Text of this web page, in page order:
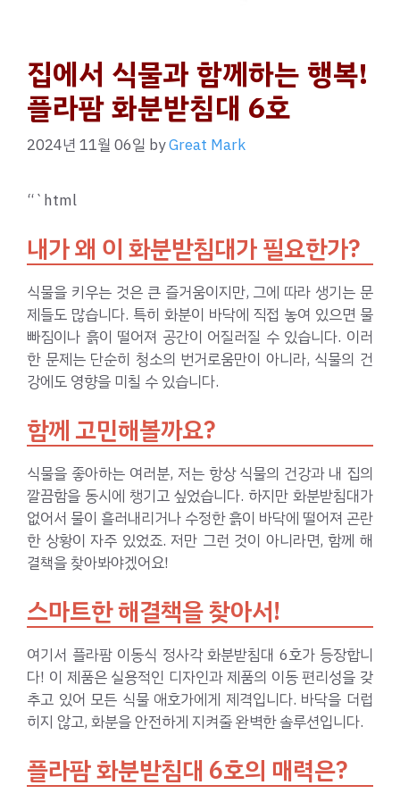
집에서 식물과 함께하는 행복!
플라팜 화분받침대 6호
2024년 11월 06일 byGreat Mark
“`html
내가 왜 이 화분받침대가 필요한가?
식물을 키우는 것은 큰 즐거움이지만, 그에 따라 생기는 문
제들도 많습니다. 특히 화분이 바닥에 직접 놓여 있으면 물
빠짐이나 흙이 떨어져 공간이 어질러질 수 있습니다. 이러
한 문제는 단순히 청소의 번거로움만이 아니라, 식물의 건
강에도 영향을 미칠 수 있습니다.
함께 고민해볼까요?
식물을 좋아하는 여러분, 저는 항상 식물의 건강과 내 집의
깔끔함을 동시에 챙기고 싶었습니다. 하지만 화분받침대가
없어서 물이 흘러내리거나 수정한 흙이 바닥에 떨어져 곤란
한 상황이 자주 있었죠. 저만 그런 것이 아니라면, 함께 해
결책을 찾아봐야겠어요!
스마트한 해결책을 찾아서!
여기서 플라팜 이동식 정사각 화분받침대 6호가 등장합니
다! 이 제품은 실용적인 디자인과 제품의 이동 편리성을 갖
추고 있어 모든 식물 애호가에게 제격입니다. 바닥을 더럽
히지 않고, 화분을 안전하게 지켜줄 완벽한 솔루션입니다.
플라팜 화분받침대 6호의 매력은?